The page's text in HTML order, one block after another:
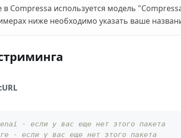
Compressa используется модель
ниже необходимо указать ваше
- если у вас еще нет этого пакета
если у вас еще нет этого пакета